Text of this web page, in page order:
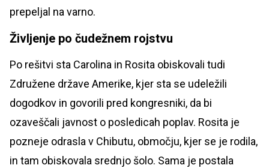
prepeljal na varno.
Življenje po čudežnem rojstvu
Po rešitvi sta Carolina in Rosita obiskovali tudi
Združene države Amerike, kjer sta se udeležili
dogodkov in govorili pred kongresniki, da bi
ozaveščali javnost o posledicah poplav. Rosita je
pozneje odrasla v Chibutu, območju, kjer se je rodila,
in tam obiskovala srednjo šolo. Sama je postala